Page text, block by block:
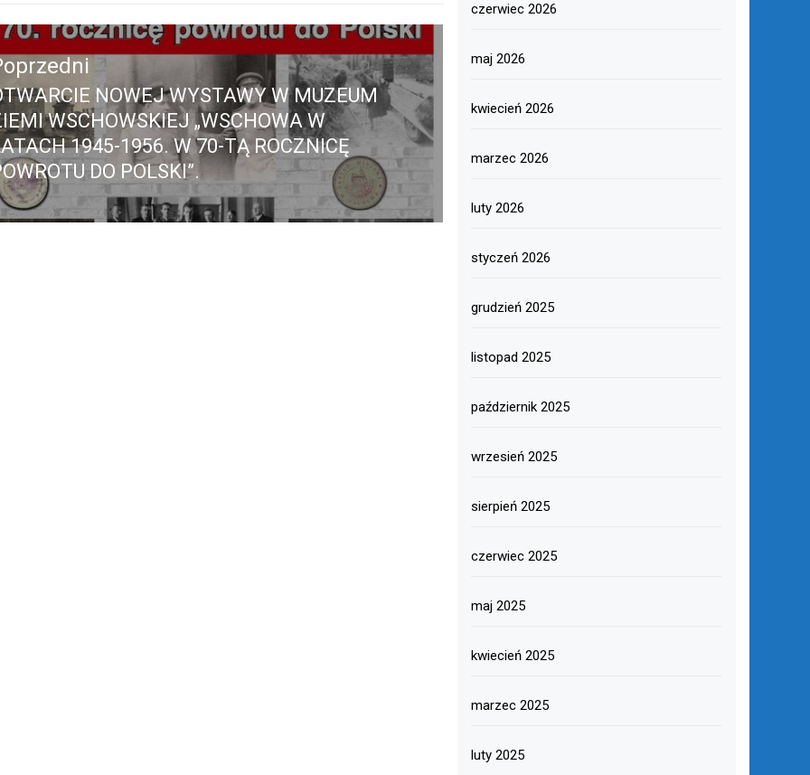
NOWEJ WYSTAWY W MUZEUM
WSCHOWSKIEJ „WSCHOWA W
1945-1956. W 70-TĄ ROCZNICĘ
DO POLSKI”.
czerwiec 2026
maj 2026
kwiecień 2026
marzec 2026
luty 2026
styczeń 2026
grudzień 2025
listopad 2025
październik 2025
wrzesień 2025
sierpień 2025
czerwiec 2025
maj 2025
kwiecień 2025
marzec 2025
luty 2025